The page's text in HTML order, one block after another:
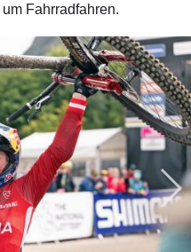
Fahrradfahren.